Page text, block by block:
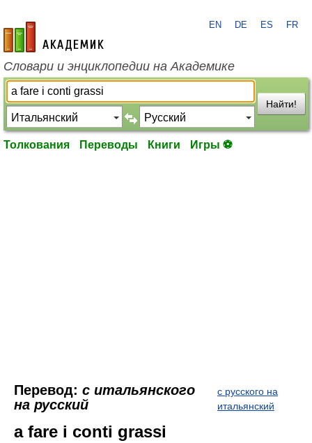
academic.ru
EN DE ES FR
Словари и энциклопедии на Академике
Найти!
Толкования Переводы Книги Игры ⚽
Перевод: с итальянского
на русский
с русского на
итальянский
a fare i conti grassi